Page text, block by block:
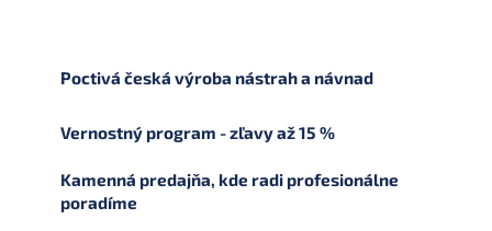
Poctivá česká výroba nástrah a návnad
Vernostný program - zľavy až 15 %
Kamenná predajňa, kde radi profesionálne
poradíme